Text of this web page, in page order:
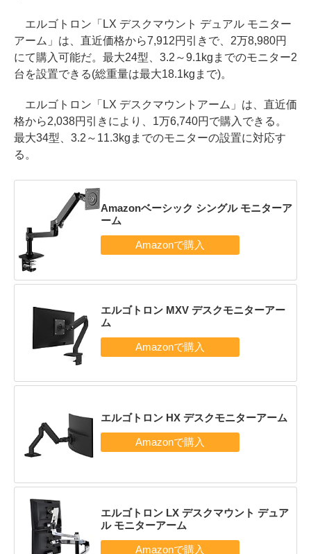
エルゴトロン「LX デスクマウント デュアル モニター
アーム」は、直近価格から7,912円引きで、2万8,980円
にて購入可能だ。最大24型、3.2～9.1kgまでのモニター2
台を設置できる(総重量は最大18.1kgまで)。
エルゴトロン「LX デスクマウントアーム」は、直近価
格から2,038円引きにより、1万6,740円で購入できる。
最大34型、3.2～11.3kgまでのモニターの設置に対応す
る。
Amazonベーシック シングル モニターア
ーム
エルゴトロン MXV デスクモニターアー
ム
エルゴトロン HX デスクモニターアーム
エルゴトロン LX デスクマウント デュア
ル モニターアーム